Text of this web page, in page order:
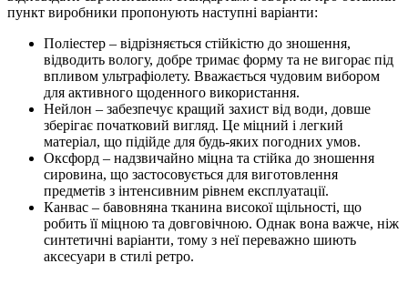
пункт виробники пропонують наступні варіанти:
Поліестер – відрізняється стійкістю до зношення,
відводить вологу, добре тримає форму та не вигорає під
впливом ультрафіолету. Вважається чудовим вибором
для активного щоденного використання.
Нейлон – забезпечує кращий захист від води, довше
зберігає початковий вигляд. Це міцний і легкий
матеріал, що підійде для будь-яких погодних умов.
Оксфорд – надзвичайно міцна та стійка до зношення
сировина, що застосовується для виготовлення
предметів з інтенсивним рівнем експлуатації.
Канвас – бавовняна тканина високої щільності, що
робить її міцною та довговічною. Однак вона важче, ніж
синтетичні варіанти, тому з неї переважно шиють
аксесуари в стилі ретро.